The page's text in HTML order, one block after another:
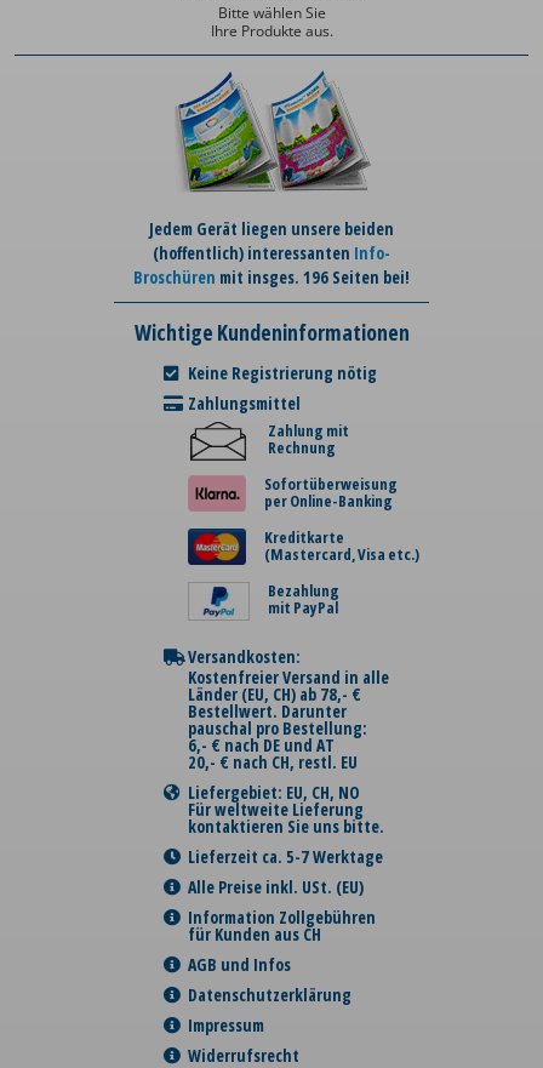
Bitte wählen Sie
Ihre Produkte aus.
Jedem Gerät liegen unsere beiden
(hoffentlich) interessanten Info-
Broschüren mit insges. 196 Seiten bei!
Wichtige Kundeninformationen
Keine Registrierung nötig
Zahlungsmittel
Zahlung mit
Rechnung
Sofortüberweisung
per Online-Banking
Kreditkarte
(Mastercard, Visa etc.)
Bezahlung
mit PayPal
Versandkosten:
Kostenfreier Versand in alle
Länder (EU, CH) ab 78,- €
Bestellwert. Darunter
pauschal pro Bestellung:
6,- € nach DE und AT
20,- € nach CH, restl. EU
Liefergebiet: EU, CH, NO
Für weltweite Lieferung
kontaktieren Sie uns bitte.
Lieferzeit ca. 5-7 Werktage
Alle Preise inkl. USt. (EU)
Information Zollgebühren
für Kunden aus CH
AGB und Infos
Datenschutzerklärung
Impressum
Widerrufsrecht